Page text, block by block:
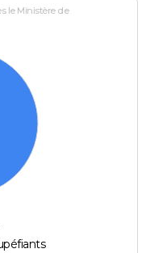
le Ministère de